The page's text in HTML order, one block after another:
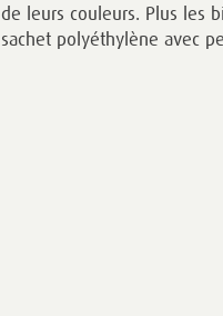
de leurs couleurs. Plus les
sachet polyéthylène avec